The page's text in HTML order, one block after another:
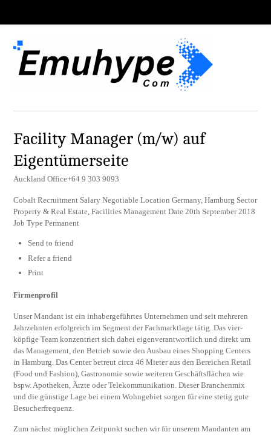
Facility Manager (m/w) auf
Eigentümerseite
Auckland Office+64 9 303 9093
Cobalt Recruitment Salary Negotiable Location Germany, Hamburg Sector
Property & Real Estate, Facilities Management Date 20th September 2018
Job Type Permanent
Send to friend
Refer a friend
Print
Firmenprofil
Unser Mandant ist ein inhabergeführtes Unternehmen und seit mehreren
Jahrzehnten erfolgreich im Segment der Fachmarktlage tätig. Das vier-
köpfige Team konzentriert sich dabei eigenverantwortlich und direkt um
das Management, den Betrieb sowie den Ausbau eines Shopping Centers
in Hamburg. Das Center betreut circa 46 Mieter aus den Bereichen Retail
(Food und Fashion), Gastronomie sowie weiteren Geschäftsflächen wie
bspw. Apotheken, Ärzte oder Telekommunikation. Dieser Branchenmix
und die günstige Lage bei einem Wohngebiet sorgen für eine stetig gute
Besucherfrequenz.
Zum nächst möglichen Zeitpunkt suchen wir für unserem Mandanten am